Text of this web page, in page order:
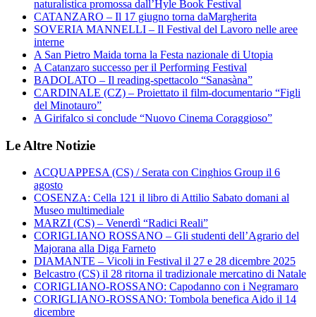
naturalistica promossa dall’Hyle Book Festival
CATANZARO – Il 17 giugno torna daMargherita
SOVERIA MANNELLI – Il Festival del Lavoro nelle aree
interne
A San Pietro Maida torna la Festa nazionale di Utopia
A Catanzaro successo per il Performing Festival
BADOLATO – Il reading-spettacolo “Sanasàna”
CARDINALE (CZ) – Proiettato il film-documentario “Figli
del Minotauro”
A Girifalco si conclude “Nuovo Cinema Coraggioso”
Le Altre Notizie
ACQUAPPESA (CS) / Serata con Cinghios Group il 6
agosto
COSENZA: Cella 121 il libro di Attilio Sabato domani al
Museo multimediale
MARZI (CS) – Venerdì “Radici Reali”
CORIGLIANO ROSSANO – Gli studenti dell’Agrario del
Majorana alla Diga Farneto
DIAMANTE – Vicoli in Festival il 27 e 28 dicembre 2025
Belcastro (CS) il 28 ritorna il tradizionale mercatino di Natale
CORIGLIANO-ROSSANO: Capodanno con i Negramaro
CORIGLIANO-ROSSANO: Tombola benefica Aido il 14
dicembre